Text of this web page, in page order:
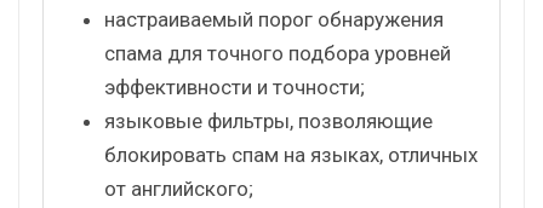
настраиваемый порог обнаружения
спама для точного подбора уровней
эффективности и точности;
языковые фильтры, позволяющие
блокировать спам на языках, отличных
от английского;